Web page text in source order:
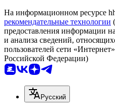
На информационном ресурсе
рекомендательные технологии
предоставления информации
и анализа сведений,
пользователей сети
Российской Федерации)
Русский